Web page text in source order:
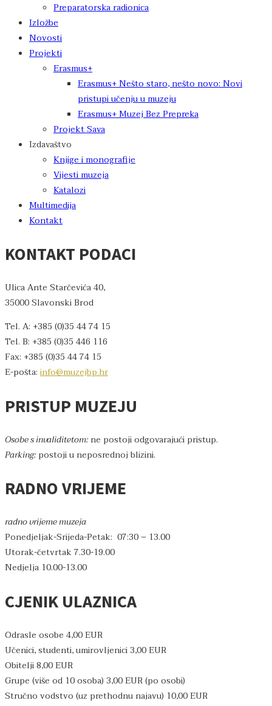
Preparatorska radionica
Izložbe
Novosti
Projekti
Erasmus+
Erasmus+ Nešto staro, nešto novo: Novi
pristupi učenju u muzeju
Erasmus+ Muzej Bez Prepreka
Projekt Sava
Izdavaštvo
Knjige i monografije
Vijesti muzeja
Katalozi
Multimedija
Kontakt
KONTAKT PODACI
Ulica Ante Starčevića 40,
35000 Slavonski Brod
Tel. A: +385 (0)35 44 74 15
Tel. B: +385 (0)35 446 116
Fax: +385 (0)35 44 74 15
E-pošta: info@muzejbp.hr
PRISTUP MUZEJU
Osobe s invaliditetom: ne postoji odgovarajući pristup.
Parking: postoji u neposrednoj blizini.
RADNO VRIJEME
radno vrijeme muzeja
Ponedjeljak-Srijeda-Petak: 07:30 – 13.00
Utorak-četvrtak 7.30-19.00
Nedjelja 10.00-13.00
CJENIK ULAZNICA
Odrasle osobe 4,00 EUR
Učenici, studenti, umirovljenici 3,00 EUR
Obitelji 8,00 EUR
Grupe (više od 10 osoba) 3,00 EUR (po osobi)
Stručno vodstvo (uz prethodnu najavu) 10,00 EUR